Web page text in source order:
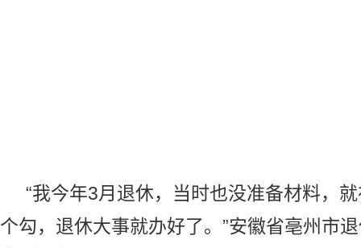
“我今年3月退休，当时也没准备材料，就
个勾，退休大事就办好了。”安徽省亳州市